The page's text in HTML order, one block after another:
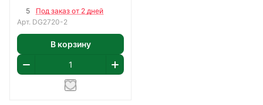
5
Под заказ от 2 дней
Арт. DG2720-2
В корзину